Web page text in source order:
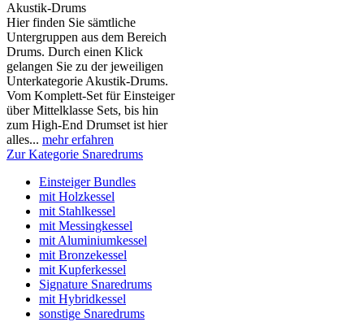
Akustik-Drums
Hier finden Sie sämtliche
Untergruppen aus dem Bereich
Drums. Durch einen Klick
gelangen Sie zu der jeweiligen
Unterkategorie Akustik-Drums.
Vom Komplett-Set für Einsteiger
über Mittelklasse Sets, bis hin
zum High-End Drumset ist hier
alles... mehr erfahren
Zur Kategorie Snaredrums
Einsteiger Bundles
mit Holzkessel
mit Stahlkessel
mit Messingkessel
mit Aluminiumkessel
mit Bronzekessel
mit Kupferkessel
Signature Snaredrums
mit Hybridkessel
sonstige Snaredrums